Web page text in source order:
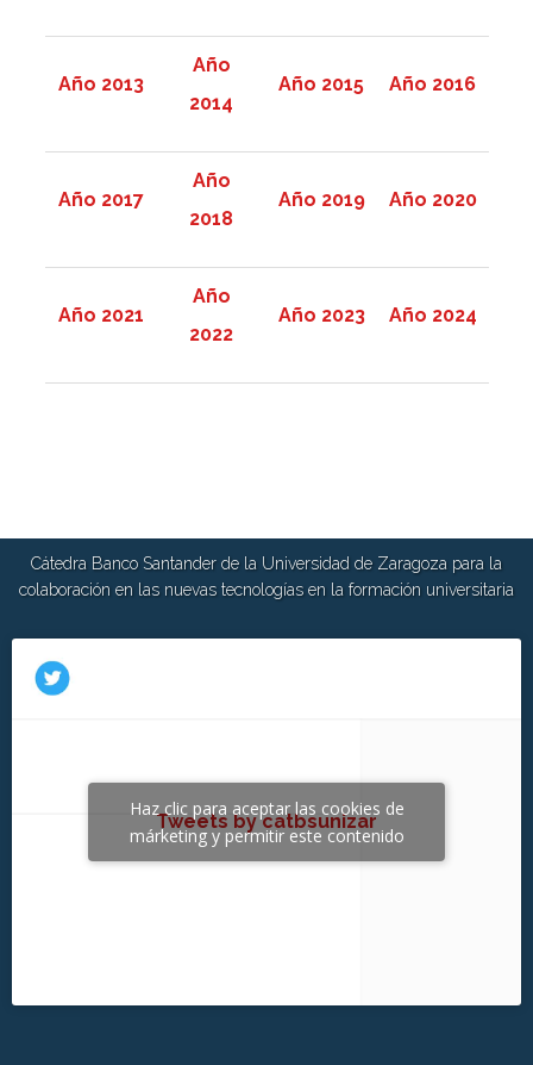
Año 2013
Año
2014
Año 2015 Año 2016
Año 2017
Año
2018
Año 2019 Año 2020
Año 2021
Año
2022
Año 2023 Año 2024
Cátedra Banco Santander de la Universidad de Zaragoza para la
colaboración en las nuevas tecnologías en la formación universitaria
Tweets by catbsunizar
Haz clic para aceptar las cookies de
márketing y permitir este contenido